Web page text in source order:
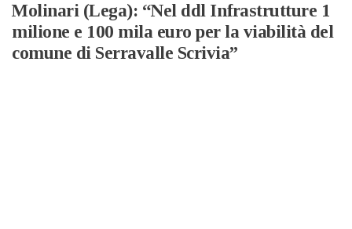
Molinari (Lega): “Nel ddl Infrastrutture 1
milione e 100 mila euro per la viabilità del
comune di Serravalle Scrivia”